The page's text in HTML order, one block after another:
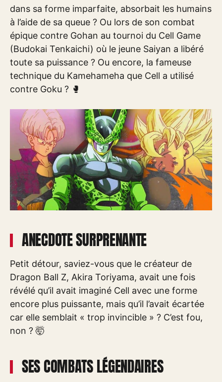
dans sa forme imparfaite, absorbait les humains
à l’aide de sa queue ? Ou lors de son combat
épique contre Gohan au tournoi du Cell Game
(Budokai Tenkaichi) où le jeune Saiyan a libéré
toute sa puissance ? Ou encore, la fameuse
technique du Kamehameha que Cell a utilisé
contre Goku ? 🥊
ANECDOTE SURPRENANTE
Petit détour, saviez-vous que le créateur de
Dragon Ball Z, Akira Toriyama, avait une fois
révélé qu’il avait imaginé Cell avec une forme
encore plus puissante, mais qu’il l’avait écartée
car elle semblait « trop invincible » ? C’est fou,
non ? 🤯
SES COMBATS LÉGENDAIRES